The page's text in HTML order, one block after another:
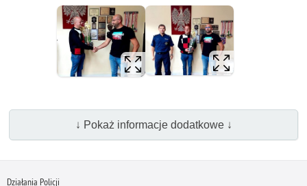
↓ Pokaż informacje dodatkowe ↓
Działania Policji